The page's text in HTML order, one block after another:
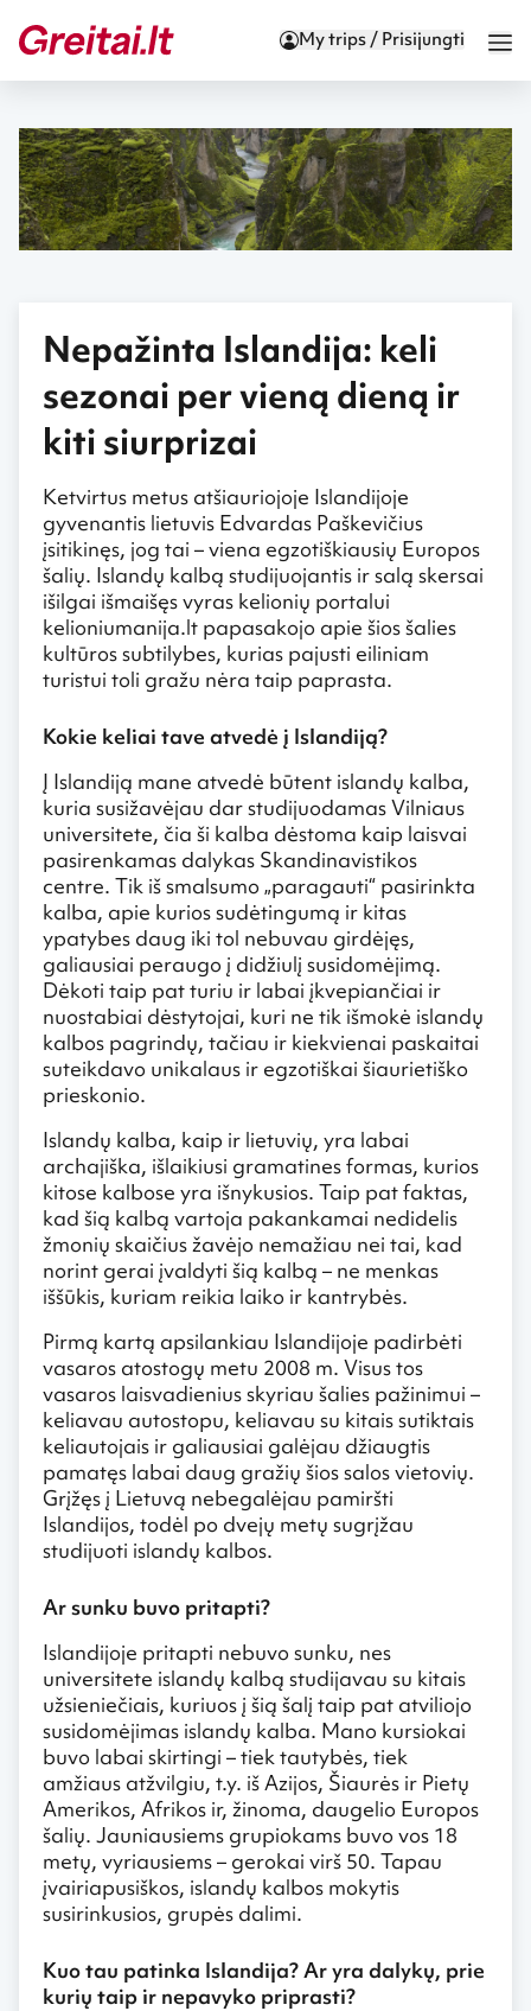
My trips / Prisijungti
Nepažinta Islandija: keli
sezonai per vieną dieną ir
kiti siurprizai
Ketvirtus metus atšiauriojoje Islandijoje
gyvenantis lietuvis Edvardas Paškevičius
įsitikinęs, jog tai – viena egzotiškiausių Europos
šalių. Islandų kalbą studijuojantis ir salą skersai
išilgai išmaišęs vyras kelionių portalui
kelioniumanija.lt papasakojo apie šios šalies
kultūros subtilybes, kurias pajusti eiliniam
turistui toli gražu nėra taip paprasta.
Kokie keliai tave atvedė į Islandiją?
Į Islandiją mane atvedė būtent islandų kalba,
kuria susižavėjau dar studijuodamas Vilniaus
universitete, čia ši kalba dėstoma kaip laisvai
pasirenkamas dalykas Skandinavistikos
centre. Tik iš smalsumo „paragauti“ pasirinkta
kalba, apie kurios sudėtingumą ir kitas
ypatybes daug iki tol nebuvau girdėjęs,
galiausiai peraugo į didžiulį susidomėjimą.
Dėkoti taip pat turiu ir labai įkvepiančiai ir
nuostabiai dėstytojai, kuri ne tik išmokė islandų
kalbos pagrindų, tačiau ir kiekvienai paskaitai
suteikdavo unikalaus ir egzotiškai šiaurietiško
prieskonio.
Islandų kalba, kaip ir lietuvių, yra labai
archajiška, išlaikiusi gramatines formas, kurios
kitose kalbose yra išnykusios. Taip pat faktas,
kad šią kalbą vartoja pakankamai nedidelis
žmonių skaičius žavėjo nemažiau nei tai, kad
norint gerai įvaldyti šią kalbą – ne menkas
iššūkis, kuriam reikia laiko ir kantrybės.
Pirmą kartą apsilankiau Islandijoje padirbėti
vasaros atostogų metu 2008 m. Visus tos
vasaros laisvadienius skyriau šalies pažinimui –
keliavau autostopu, keliavau su kitais sutiktais
keliautojais ir galiausiai galėjau džiaugtis
pamatęs labai daug gražių šios salos vietovių.
Grįžęs į Lietuvą nebegalėjau pamiršti
Islandijos, todėl po dvejų metų sugrįžau
studijuoti islandų kalbos.
Ar sunku buvo pritapti?
Islandijoje pritapti nebuvo sunku, nes
universitete islandų kalbą studijavau su kitais
užsieniečiais, kuriuos į šią šalį taip pat atviliojo
susidomėjimas islandų kalba. Mano kursiokai
buvo labai skirtingi – tiek tautybės, tiek
amžiaus atžvilgiu, t.y. iš Azijos, Šiaurės ir Pietų
Amerikos, Afrikos ir, žinoma, daugelio Europos
šalių. Jauniausiems grupiokams buvo vos 18
metų, vyriausiems – gerokai virš 50. Tapau
įvairiapusiškos, islandų kalbos mokytis
susirinkusios, grupės dalimi.
Kuo tau patinka Islandija? Ar yra dalykų, prie
kurių taip ir nepavyko priprasti?